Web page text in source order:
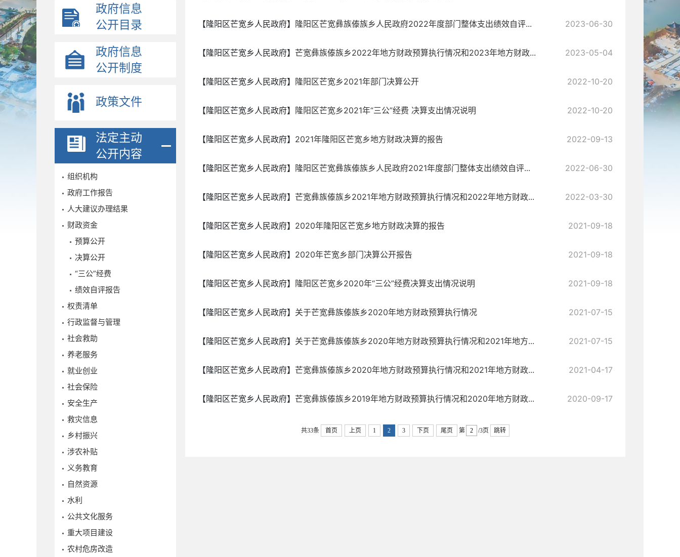
政府信息
公开目录
政府信息
公开制度
政策文件
法定主动
公开内容
组织机构
政府工作报告
人大建议办理结果
财政资金
预算公开
决算公开
“三公”经费
绩效自评报告
权责清单
行政监督与管理
社会救助
养老服务
就业创业
社会保险
安全生产
救灾信息
乡村振兴
涉农补贴
义务教育
自然资源
水利
公共文化服务
重大项目建设
农村危房改造
【隆阳区芒宽乡人民政府】 隆阳区芒宽彝族傣族乡人民政府2022年度部门整体支出绩效自评... 2023-06-30
【隆阳区芒宽乡人民政府】 芒宽彝族傣族乡2022年地方财政预算执行情况和2023年地方财政... 2023-05-04
【隆阳区芒宽乡人民政府】 隆阳区芒宽乡2021年部门决算公开 2022-10-20
【隆阳区芒宽乡人民政府】 隆阳区芒宽乡2021年“三公”经费 决算支出情况说明 2022-10-20
【隆阳区芒宽乡人民政府】 2021年隆阳区芒宽乡地方财政决算的报告 2022-09-13
【隆阳区芒宽乡人民政府】 隆阳区芒宽彝族傣族乡人民政府2021年度部门整体支出绩效自评... 2022-06-30
【隆阳区芒宽乡人民政府】 芒宽彝族傣族乡2021年地方财政预算执行情况和2022年地方财政... 2022-03-30
【隆阳区芒宽乡人民政府】 2020年隆阳区芒宽乡地方财政决算的报告 2021-09-18
【隆阳区芒宽乡人民政府】 2020年芒宽乡部门决算公开报告 2021-09-18
【隆阳区芒宽乡人民政府】 隆阳区芒宽乡2020年“三公”经费决算支出情况说明 2021-09-18
【隆阳区芒宽乡人民政府】 关于芒宽彝族傣族乡2020年地方财政预算执行情况 2021-07-15
【隆阳区芒宽乡人民政府】 关于芒宽彝族傣族乡2020年地方财政预算执行情况和2021年地方... 2021-07-15
【隆阳区芒宽乡人民政府】 芒宽彝族傣族乡2020年地方财政预算执行情况和2021年地方财政... 2021-04-17
【隆阳区芒宽乡人民政府】 芒宽彝族傣族乡2019年地方财政预算执行情况和2020年地方财政... 2020-09-17
共33条 首页 上页 1 2 3 下页 尾页 第 /3页 跳转